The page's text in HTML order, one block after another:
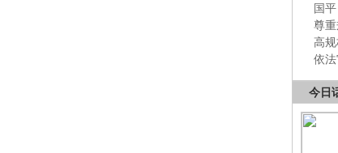
国
尊
高
依
今日